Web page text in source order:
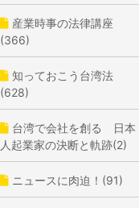
産業時事の法律講座
(366)
知っておこう台湾法
(628)
台湾で会社を創る 日本
人起業家の決断と軌跡(2)
ニュースに肉迫！(91)